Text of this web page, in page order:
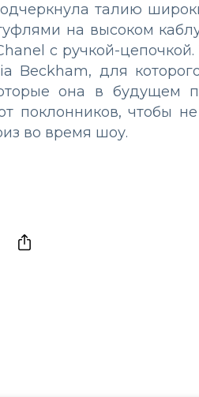
талию
на высоком
с ручкой-
Beckham, для
она в будущем
поклонников, чтобы
во время шоу.